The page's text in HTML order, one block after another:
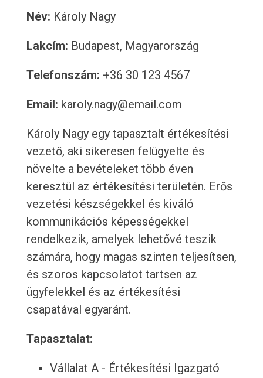
Név: Károly Nagy
Lakcím: Budapest, Magyarország
Telefonszám: +36 30 123 4567
Email: karoly.nagy@email.com
Károly Nagy egy tapasztalt értékesítési
vezető, aki sikeresen felügyelte és
növelte a bevételeket több éven
keresztül az értékesítési területén. Erős
vezetési készségekkel és kiváló
kommunikációs képességekkel
rendelkezik, amelyek lehetővé teszik
számára, hogy magas szinten teljesítsen,
és szoros kapcsolatot tartsen az
ügyfelekkel és az értékesítési
csapatával egyaránt.
Tapasztalat:
Vállalat A - Értékesítési Igazgató